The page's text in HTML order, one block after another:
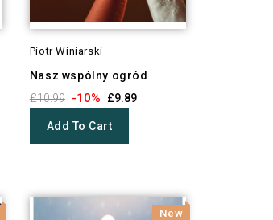
Piotr Winiarski
Nasz wspólny ogród
£10.99 -10% £9.89
Add To Cart
New